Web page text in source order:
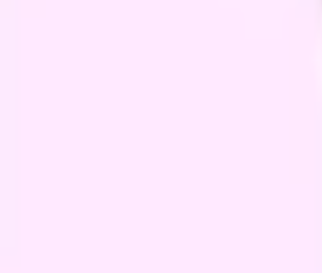
。限界の時ほど早く終わらせたく
を同じメモに残すことが、このテ